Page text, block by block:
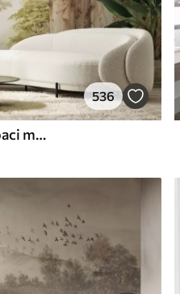
536
Potecă forestieră printre copaci maiestuoși, în stil acuarelă